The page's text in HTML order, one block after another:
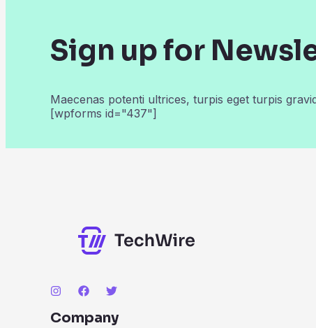
Sign up for
Maecenas potenti ultrices, turpis eget turpis
[wpforms id="437"]
Company